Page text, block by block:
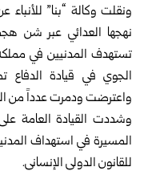
ونقلت وكالة “بنا”
نهجها العدائي عبر شن
تستهدف المدنيين في
الجوي في قيادة الدفاع
واعترضت ودمرت عدداً من
وشددت القيادة العامة
المسيرة في استهداف
للقانون الدولي الإنساني.